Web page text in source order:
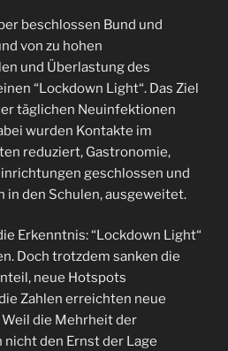
beschlossen Bund und
von zu hohen
und Überlastung des
“Lockdown Light“. Das Ziel
täglichen Neuinfektionen
wurden Kontakte im
reduziert, Gastronomie,
geschlossen und
in den Schulen, ausgeweitet.
Erkenntnis: “Lockdown Light“
Doch trotzdem sanken die
neue Hotspots
Zahlen erreichten neue
die Mehrheit der
den Ernst der Lage